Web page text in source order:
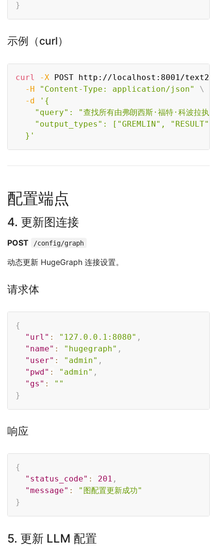
}
示例（curl）
curl -X POST http://localhost:8001/
-H
"Content-Type: application/json"
\
-d
'{
"query": "查找所有由弗朗西斯·福特·科波拉执
    "output_types": ["GREMLIN", "RESULT"]
  }'
配置端点
4. 更新图连接
POST /config/graph
动态更新 HugeGraph 连接设置。
请求体
{
"url" : "127.0.0.1:8080" ,
"name" : "hugegraph" ,
"user" : "admin" ,
"pwd" : "admin" ,
"gs" :
""
}
响应
{
"status_code" : 201 ,
"message" :
"图配置更新成功"
}
5. 更新 LLM 配置